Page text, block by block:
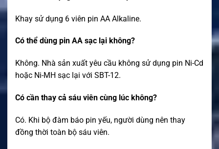
Khay sử dụng 6 viên pin AA Alkaline.
Có thể dùng pin AA sạc lại không?
Không. Nhà sản xuất yêu cầu không sử dụng pin Ni-Cd
hoặc Ni-MH sạc lại với SBT-12.
Có cần thay cả sáu viên cùng lúc không?
Có. Khi bộ đàm báo pin yếu, người dùng nên thay
đồng thời toàn bộ sáu viên.